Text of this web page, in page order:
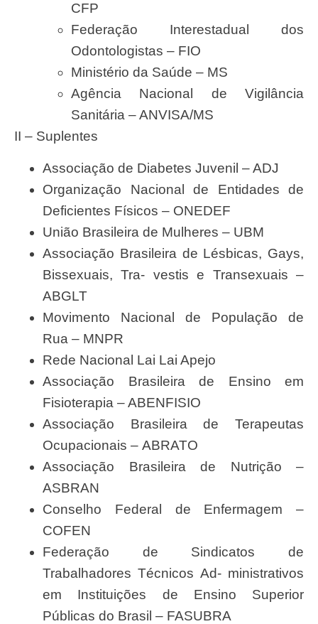
CFP
Federação Interestadual dos
Odontologistas – FIO
Ministério da Saúde – MS
Agência Nacional de Vigilância
Sanitária – ANVISA/MS
II – Suplentes
Associação de Diabetes Juvenil – ADJ
Organização Nacional de Entidades de
Deficientes Físicos – ONEDEF
União Brasileira de Mulheres – UBM
Associação Brasileira de Lésbicas, Gays,
Bissexuais, Tra- vestis e Transexuais –
ABGLT
Movimento Nacional de População de
Rua – MNPR
Rede Nacional Lai Lai Apejo
Associação Brasileira de Ensino em
Fisioterapia – ABENFISIO
Associação Brasileira de Terapeutas
Ocupacionais – ABRATO
Associação Brasileira de Nutrição –
ASBRAN
Conselho Federal de Enfermagem –
COFEN
Federação de Sindicatos de
Trabalhadores Técnicos Ad- ministrativos
em Instituições de Ensino Superior
Públicas do Brasil – FASUBRA